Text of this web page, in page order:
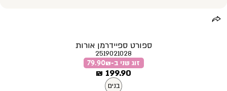
ספורט ספיידרמן אורות
2519021028
זוג שני ב-79.90₪
מחיר
מוצר
199.90 ₪
בנים